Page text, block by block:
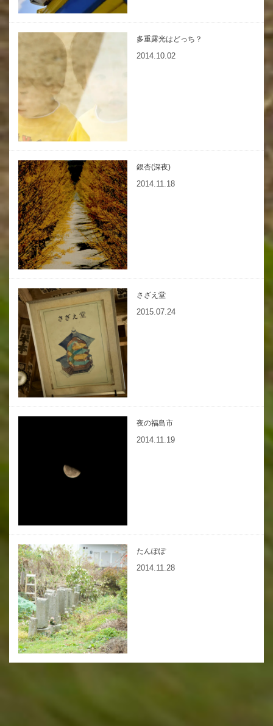
多重露光はどっち？
2014.10.02
銀杏(深夜)
2014.11.18
さざえ堂
2015.07.24
夜の福島市
2014.11.19
たんぽぽ
2014.11.28